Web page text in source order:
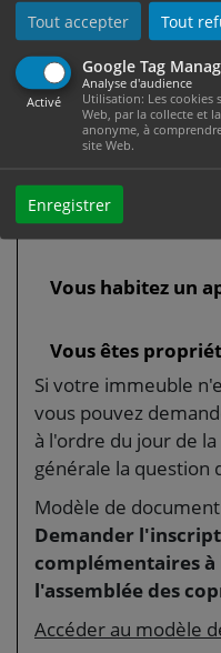
Tout accepter Tout
Google Tag
Activé
Analyse d'audience
Utilisation: Les cookies
Web, par la collecte et
anonyme, à
site Web.
Enregistrer
connexion il peut
FTTLA).
Si vous souhaitez
fibre, des travaux
d'abord demander
à votre propriétaire
La connexion sera
fournisseur.
Vous habitez un
Vous êtes
Si votre immeuble
vous pouvez
à l'ordre du jour de
générale la question
Modèle de document
Demander
complémentaires
l'assemblée des
Accéder au modèle